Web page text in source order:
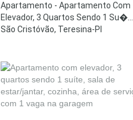
Apartamento - Apartamento Com
Elevador, 3 Quartos Sendo 1 Su�...
São Cristóvão, Teresina-PI